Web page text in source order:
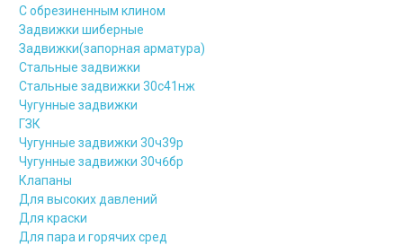
С обрезиненным клином
Задвижки шиберные
Задвижки(запорная арматура)
Стальные задвижки
Стальные задвижки 30с41нж
Чугунные задвижки
ГЗК
Чугунные задвижки 30ч39р
Чугунные задвижки 30ч6бр
Клапаны
Для высоких давлений
Для краски
Для пара и горячих сред